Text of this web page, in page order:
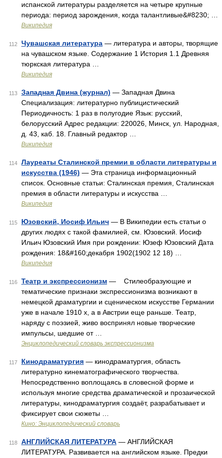
испанской литературы разделяется на четыре крупные
периода: период зарождения, когда талантливые&#8230; …
Википедия
112 Чувашская литература — литература и авторы, творящие
на чувашском языке. Содержание 1 История 1.1 Древняя
тюркская литература …
Википедия
113 Западная Двина (журнал) — Западная Двина
Специализация: литературно публицистический
Периодичность: 1 раз в полугодие Язык: русский,
белорусский Адрес редакции: 220026, Минск, ул. Народная,
д. 43, каб. 18. Главный редактор …
Википедия
114
Лауреаты Сталинской премии в области литературы и
искусства (1946) — Эта страница информационный
список. Основные статьи: Сталинская премия, Сталинская
премия в области литературы и искусства …
Википедия
115 Юзовский, Иосиф Ильич — В Википедии есть статьи о
других людях с такой фамилией, см. Юзовский. Иосиф
Ильич Юзовский Имя при рождении: Юзеф Юзовский Дата
рождения: 18&#160;декабря 1902(1902 12 18) …
Википедия
116 Театр и экспрессионизм — Стилеобразующие и
тематические признаки экспрессионизма возникают в
немецкой драматургии и сценическом искусстве Германии
уже в начале 1910 х, а в Австрии еще раньше. Театр,
наряду с поэзией, живо воспринял новые творческие
импульсы, шедшие от …
Энциклопедический словарь экспрессионизма
117 Кинодраматургия — кинодраматургия, область
литературно кинематографического творчества.
Непосредственно воплощаясь в словесной форме и
используя многие средства драматической и прозаической
литературы, кинодраматургия создаёт, разрабатывает и
фиксирует свои сюжеты …
Кино: Энциклопедический словарь
118 АНГЛИЙСКАЯ ЛИТЕРАТУРА — АНГЛИЙСКАЯ
ЛИТЕРАТУРА. Развивается на английском языке. Предки